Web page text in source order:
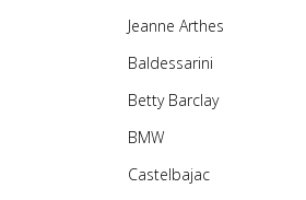
Jeanne Arthes
Baldessarini
Betty Barclay
BMW
Castelbajac